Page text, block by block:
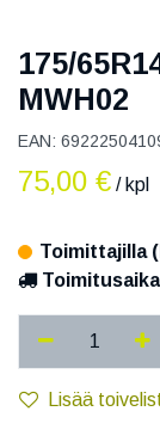
175/
MWH02
EAN:
75,00 € / kpl
Toimittajilla
Lisää